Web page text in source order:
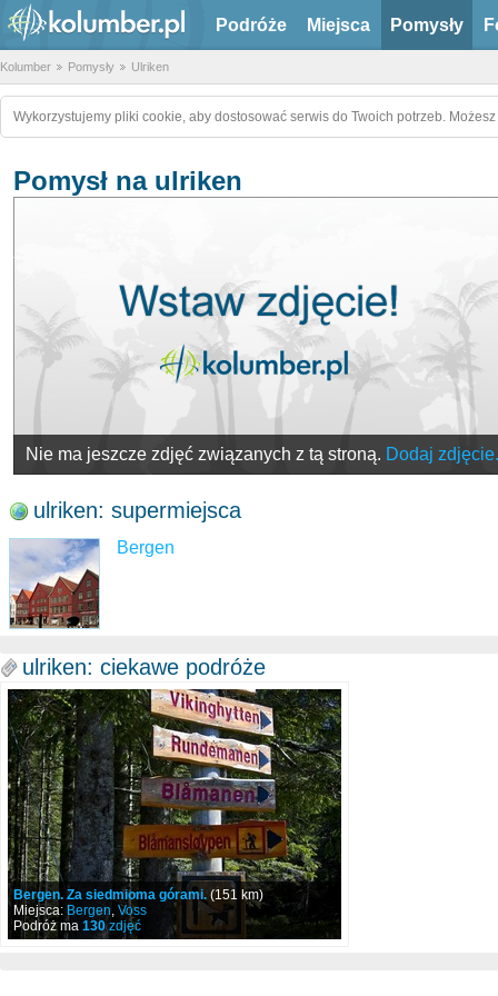
Podróże Miejsca Pomysły
Kolumber Pomysły Ulriken
Wykorzystujemy pliki cookie, aby dostosować serwis do Twoich potrzeb.
Pomysł na ulriken
Nie ma jeszcze zdjęć związanych z tą stroną. Dodaj zdjęcie.
ulriken: supermiejsca
Bergen
ulriken: ciekawe podróże
Bergen. Za siedmioma górami.(151 km)
Miejsca: Bergen, Voss
Podróż ma 130zdjęć